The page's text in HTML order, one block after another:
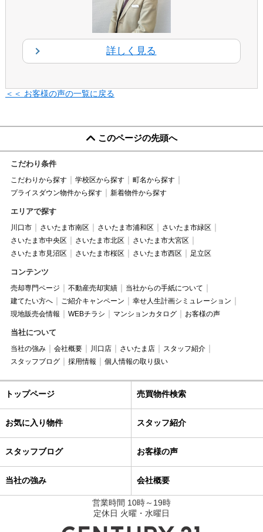
詳しく見る
＜＜ お客様の声の一覧に戻る
このページの先頭へ
こだわり条件
こだわりから探す 学校区から探す
町名から探す
プライスダウン物件から探す
新着物件から探す
エリアで探す
川口市 さいたま市南区 さいたま市浦和区
さいたま市緑区
さいたま市中央区
さいたま市北区
さいたま市大宮区
さいたま市見沼区
さいたま市桜区 さいたま市西区 足立区
コンテンツ
売却専門ページ 不動産売却実績
当社からの手紙について
建てたい方へ
ご紹介キャンペーン
幸せ人生計画シミュレーション
現地販売会情報
WEBチラシ マンションカタログ お客様の声
当社について
当社の強み 会社概要 川口店 さいたま店
スタッフ紹介
スタッフブログ
採用情報 個人情報の取り扱い
トップページ 売買物件検索
お気に入り物件 スタッフ紹介
スタッフブログ お客様の声
当社の強み 会社概要
営業時間 10時～19時
定休日 火曜・水曜日